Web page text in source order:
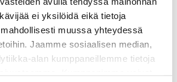
ei yksilöidä eikä tietoja
muussa yhteydessä
Jaamme sosiaalisen median,
alan kumppaneillemme tietoja
itse sähkösopimuksen.